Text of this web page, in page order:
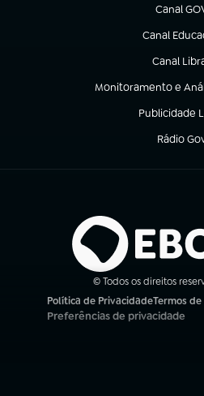
Canal
(abre em
Canal
(abre em
Canal
(abre em
Monitoramento e
(abre em nova aba)
Publicidade
(abre em
Rádio
(abre em
© Todos os direitos
Política de Privacidade
(abre em nova aba)
Termos de
(abre em
Preferências de privacidade